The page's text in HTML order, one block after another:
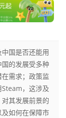
国是否还能用
的发展受多种
需求；政策监
，这涉及
其发展前景的
如何在保障市